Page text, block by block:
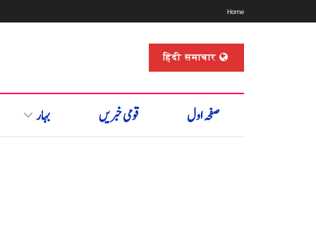
Home
हिंदी समाचार
صفحہ اول قومی خبریں بہار